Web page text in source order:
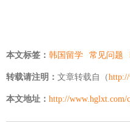
本文标签： 韩国留学 常见问题
转载请注明： 文章转载自（
本文地址： http://www.hglxt.com/